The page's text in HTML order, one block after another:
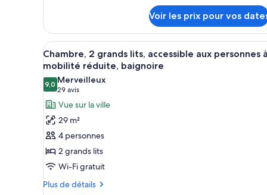
type
de
chambre
Chambre,
1
grand
lit
Voir les prix pour vos
Afficher
toutes
les
photos
pour
ce
type
de
chambre :
Chambre,
2
Une chambre à coucher
4
Chambre, 2 grands lits, accessible aux personnes à
mobilité réduite, baignoire
9,09,0 sur 10
Merveilleux
29 avis
(29 avis)
Vue sur la ville
29 m²
4 personnes
2 grands lits
Wi-Fi gratuit
Plus de détails
Plus